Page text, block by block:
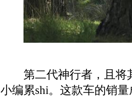
第二代神行者，且将
小编累shi。这款车的销